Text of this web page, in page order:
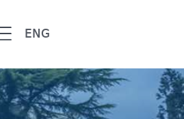
ENG